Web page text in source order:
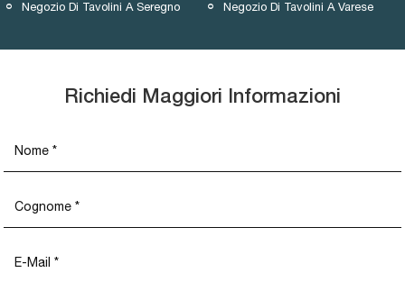
Negozio Di Tavolini A Seregno Negozio Di Tavolini A Varese
Richiedi Maggiori Informazioni